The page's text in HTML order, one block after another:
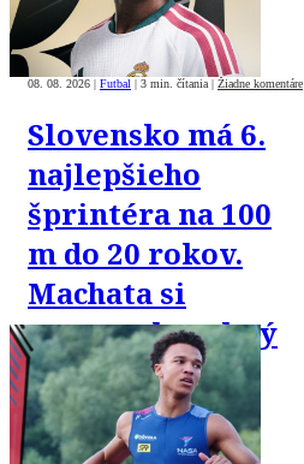
08. 08. 2026 Futbal 3 min. čítania Žiadne komentáre
Slovensko má 6.
najlepšieho
šprintéra na 100
m do 20 rokov.
Machata si
vyrovnal osobný
rekord